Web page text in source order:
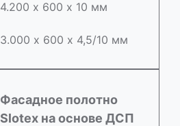
4.200 х 600 х 10 мм
3.000 х 600 х 4,5/10 мм
Фасадное полотно
Slotex на основе ДСП